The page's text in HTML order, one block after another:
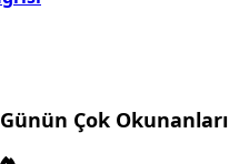
Günün Çok Okunanları